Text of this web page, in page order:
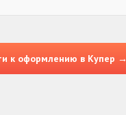
к оформлению в Купер →